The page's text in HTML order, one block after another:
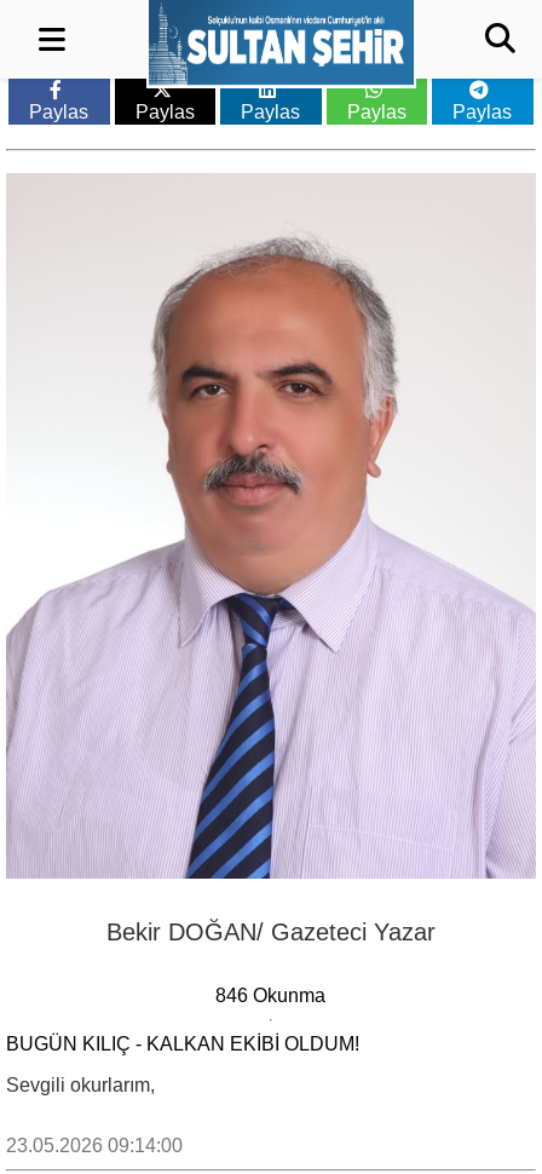
Paylas Paylas Paylas Paylas Paylas
Bekir DOĞAN/ Gazeteci Yazar
846 Okunma
BUGÜN KILIÇ - KALKAN EKIBI OLDUM!
Sevgili okurlarım,
23.05.2026 09:14:00